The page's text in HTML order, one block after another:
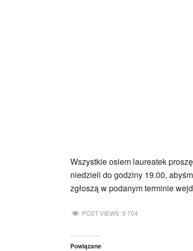
Wszystkie osiem laureatek
niedzieli do godziny 19.00,
zgłoszą w podanym terminie
POST VIEWS:9 704
Powiązane